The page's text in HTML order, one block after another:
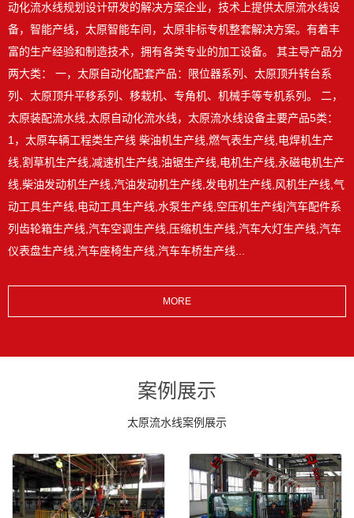
动化流水线规划设计研发的解决方案企业，技术上提供太原流水线设
备，智能产线，太原智能车间，太原非标专机整套解决方案。有着丰
富的生产经验和制造技术，拥有各类专业的加工设备。 其主导产品分
两大类： 一，太原自动化配套产品：限位器系列、太原顶升转台系
列、太原顶升平移系列、移栽机、专角机、机械手等专机系列。 二，
太原装配流水线,太原自动化流水线，太原流水线设备主要产品5类：
1，太原车辆工程类生产线 柴油机生产线,燃气表生产线,电焊机生产
线,割草机生产线,减速机生产线,油锯生产线,电机生产线,永磁电机生产
线,柴油发动机生产线,汽油发动机生产线,发电机生产线,风机生产线,气
动工具生产线,电动工具生产线,水泵生产线,空压机生产线|汽车配件系
列齿轮箱生产线,汽车空调生产线,压缩机生产线,汽车大灯生产线,汽车
仪表盘生产线,汽车座椅生产线,汽车车桥生产线...
MORE
案例展示
太原流水线案例展示